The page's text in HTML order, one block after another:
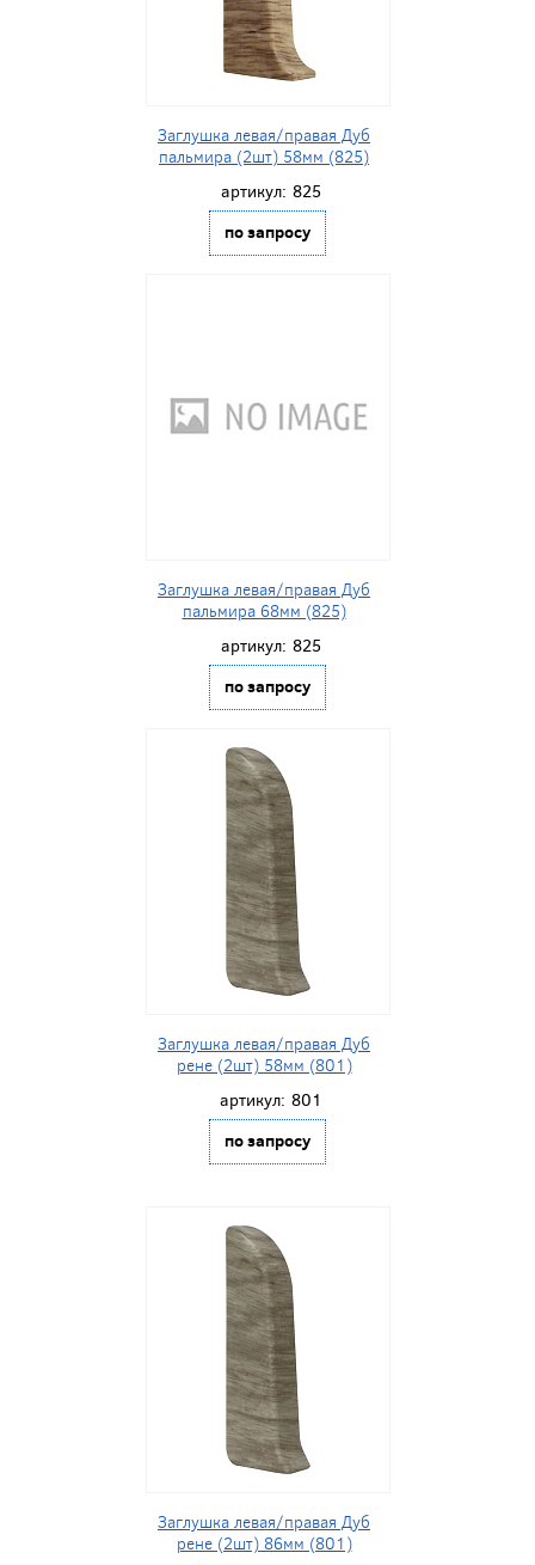
Заглушка левая/правая Дуб
пальмира (2шт) 58мм (825)
артикул: 825
по запросу
Заглушка левая/правая Дуб
пальмира 68мм (825)
артикул: 825
по запросу
Заглушка левая/правая Дуб
рене (2шт) 58мм (801)
артикул: 801
по запросу
Заглушка левая/правая Дуб
рене (2шт) 86мм (801)